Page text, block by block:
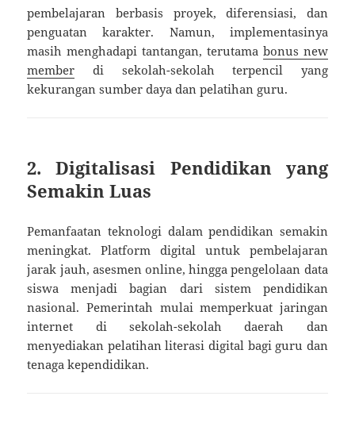
pembelajaran berbasis proyek, diferensiasi, dan
penguatan karakter. Namun, implementasinya
masih menghadapi tantangan, terutama bonus new
member di sekolah-sekolah terpencil yang
kekurangan sumber daya dan pelatihan guru.
2.Digitalisasi Pendidikan yang
Semakin Luas
Pemanfaatan teknologi dalam pendidikan semakin
meningkat. Platform digital untuk pembelajaran
jarak jauh, asesmen online, hingga pengelolaan data
siswa menjadi bagian dari sistem pendidikan
nasional. Pemerintah mulai memperkuat jaringan
internet di sekolah-sekolah daerah dan
menyediakan pelatihan literasi digital bagi guru dan
tenaga kependidikan.